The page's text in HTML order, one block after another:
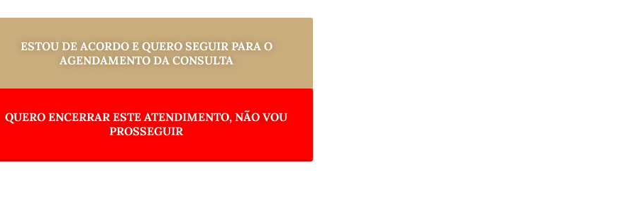
ESTOU DE ACORDO E QUERO SEGUIR PARA O
AGENDAMENTO DA CONSULTA
QUERO ENCERRAR ESTE ATENDIMENTO, NÃO VOU
PROSSEGUIR